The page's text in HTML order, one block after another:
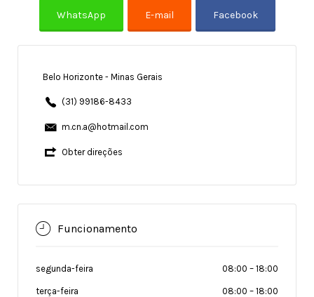
Belo Horizonte - Minas Gerais
(31) 99186-8433
m.cn.a@hotmail.com
Obter direções
Funcionamento
segunda-feira 08:00 – 18:00
terça-feira 08:00 – 18:00